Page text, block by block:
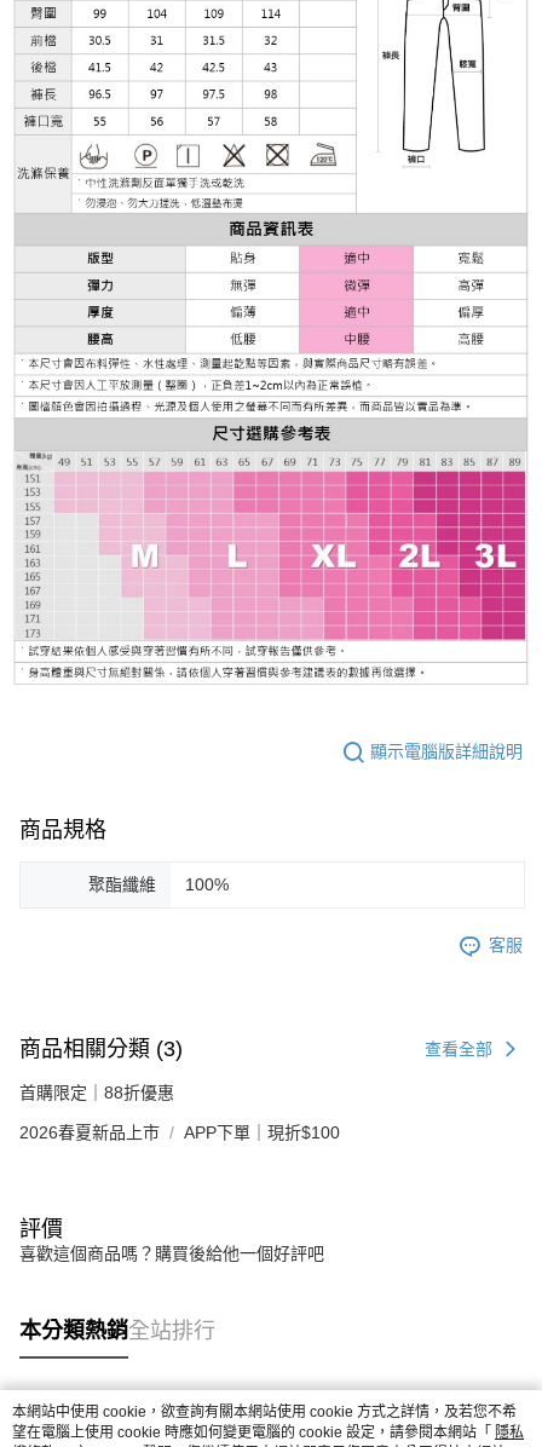
顯示電腦版詳細說明
商品規格
聚酯纖維 100%
客服
商品相關分類 (3) 查看全部
首購限定｜88折優惠
2026春夏新品上市 APP下單｜現折$100
評價
喜歡這個商品嗎？購買後給他一個好評吧
本分類熱銷全站排行
熱門標籤
本網站中使用 cookie，欲查詢有關本網站使用 cookie 方式之詳情，及若您不希
望在電腦上使用 cookie 時應如何變更電腦的 cookie 設定，請參閱本網站「 隱私